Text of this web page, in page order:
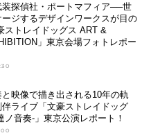
装探偵社・ポートマフィア──世
ジするデザインワークスが目の
ストレイドッグス ART &
」東京会場フォトレポー
映像で描き出される10年の軌
ライブ「文豪ストレイドッグ
音奏-」東京公演レポート！